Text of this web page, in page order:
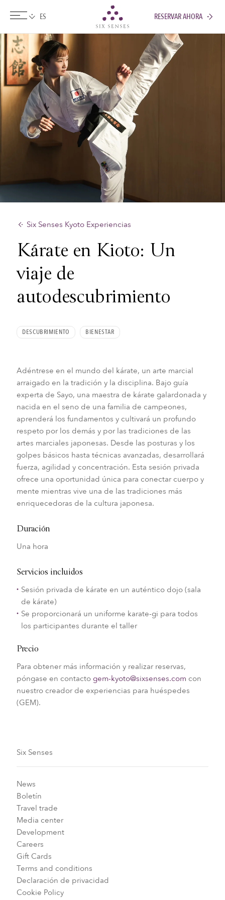
Six sensesRESERVAR AHORA
Six Senses Kyoto Experiencias
Kárate en Kioto: Un
viaje de
autodescubrimiento
DESCUBRIMIENTO BIENESTAR
Adéntrese en el mundo del kárate, un arte marcial
arraigado en la tradición y la disciplina. Bajo guía
experta de Sayo, una maestra de kárate galardonada y
nacida en el seno de una familia de campeones,
aprenderá los fundamentos y cultivará un profundo
respeto por los demás y por las tradiciones de las
artes marciales japonesas. Desde las posturas y los
golpes básicos hasta técnicas avanzadas, desarrollará
fuerza, agilidad y concentración. Esta sesión privada
ofrece una oportunidad única para conectar cuerpo y
mente mientras vive una de las tradiciones más
enriquecedoras de la cultura japonesa.
Duración
Una hora
Servicios incluidos
Sesión privada de kárate en un auténtico dojo (sala
de kárate)
Se proporcionará un uniforme karate-gi para todos
los participantes durante el taller
Precio
Para obtener más información y realizar reservas,
póngase en contacto gem-kyoto@sixsenses.com con
nuestro creador de experiencias para huéspedes
(GEM).
Six Senses
News
Boletín
Travel trade
Media center
Development
Careers
Gift Cards
Terms and conditions
Declaración de privacidad
Cookie Policy